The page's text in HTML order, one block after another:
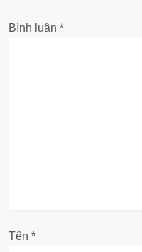
n
ế
Bình luận *
Tên *